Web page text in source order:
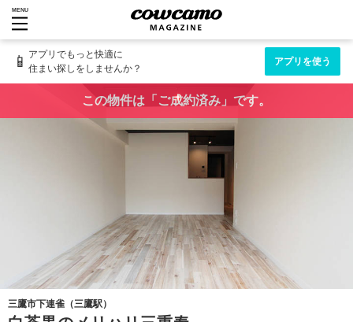
MENU
📱 アプリでもっと快適に
住まい探しをしませんか？
アプリを使う
この物件は「ご成約済み」です。
三鷹市下連雀（三鷹駅）